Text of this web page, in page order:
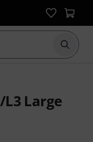
Large
évaluations clients